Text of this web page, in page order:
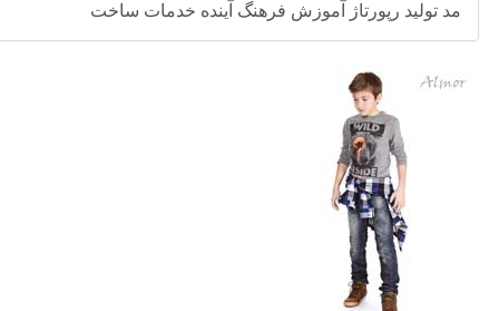
مد تولید رپورتاژ آموزش فرهنگ آینده خدمات ساخت